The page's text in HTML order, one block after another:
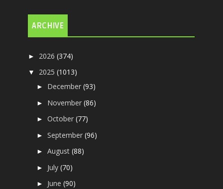
ARCHIVE
► 2026(374)
▼ 2025(1013)
► December(93)
► November(86)
►October(77)
►September(96)
►August(88)
► July(70)
► June(90)